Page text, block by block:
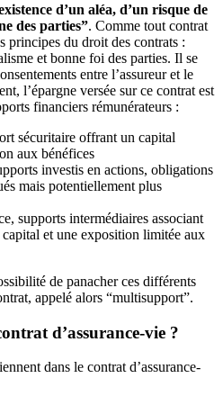
d’un aléa, d’un risque de
des parties”. Comme tout contrat
principes du droit des contrats :
et bonne foi des parties. Il se
entre l’assureur et le
l’épargne versée sur ce contrat est
financiers rémunérateurs :
sécuritaire offrant un capital
aux bénéfices
investis en actions, obligations
mais potentiellement plus
supports intermédiaires associant
et une exposition limitée aux
de panacher ces différents
appelé alors “multisupport”.
d’assurance-vie ?
dans le contrat d’assurance-